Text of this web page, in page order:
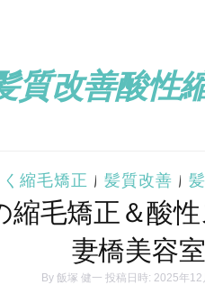
質改善酸性
縮毛矯正 | 髪質改善 |
縮毛矯正＆酸
妻橋美容室
By 飯塚 健一 投稿日時: 2025年12